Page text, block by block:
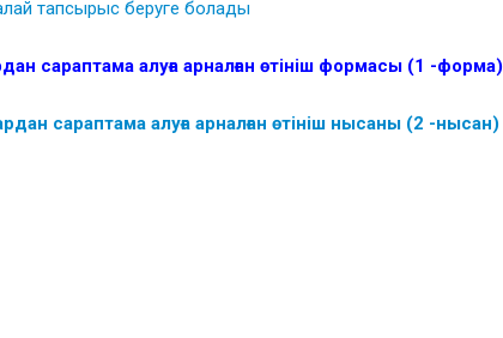
тапсырыс беруге болады
сараптама алуға арналған өтініш формасы (1 -форма)
сараптама алуға арналған өтініш нысаны (2 -нысан)